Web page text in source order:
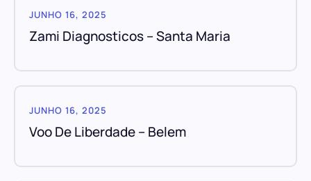
JUNHO 16, 2025
Zami Diagnosticos – Santa Maria
JUNHO 16, 2025
Voo De Liberdade – Belem